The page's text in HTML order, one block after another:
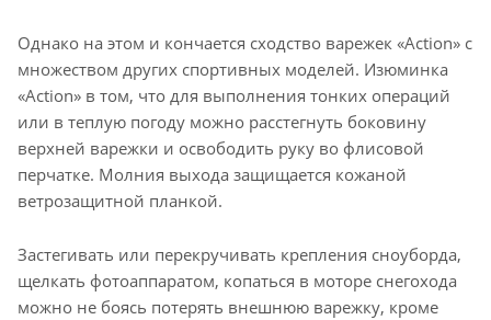
Однако на этом и кончается сходство варежек «Action» с
множеством других спортивных моделей. Изюминка
«Action» в том, что для выполнения тонких операций
или в теплую погоду можно расстегнуть боковину
верхней варежки и освободить руку во флисовой
перчатке. Молния выхода защищается кожаной
ветрозащитной планкой.
Застегивать или перекручивать крепления сноуборда,
щелкать фотоаппаратом, копаться в моторе снегохода
можно не боясь потерять внешнюю варежку, кроме